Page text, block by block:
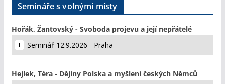
Semináře s volnými místy
Hořák, Žantovský - Svoboda projevu a její nepřátelé
Seminář 12.9.2026 - Praha
Hejlek, Téra - Dějiny Polska a myšlení českých Němců